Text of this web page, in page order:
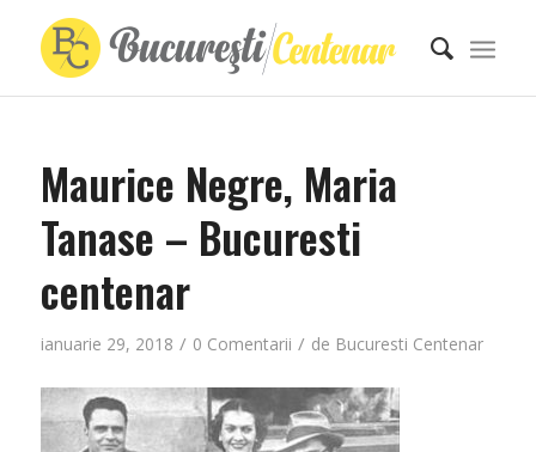
Maurice Negre, Maria
Tanase – Bucuresti
centenar
ianuarie 29, 2018 / 0 Comentarii / de Bucuresti Centenar